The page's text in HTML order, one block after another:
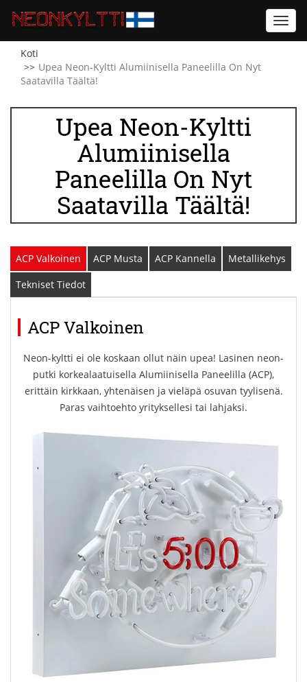
Koti
Upea Neon-Kyltti Alumiinisella Paneelilla On Nyt
Saatavilla Täältä!
Upea Neon-Kyltti
Alumiinisella
Paneelilla On Nyt
Saatavilla Täältä!
ACP Valkoinen ACP Musta ACP Kannella
Metallikehys
Tekniset Tiedot
ACP Valkoinen
Neon-kyltti ei ole koskaan ollut näin upea! Lasinen neon-
putki korkealaatuisella Alumiinisella Paneelilla (ACP),
erittäin kirkkaan, yhtenäisen ja vieläpä osuvan tyylisenä.
Paras vaihtoehto yrityksellesi tai lahjaksi.